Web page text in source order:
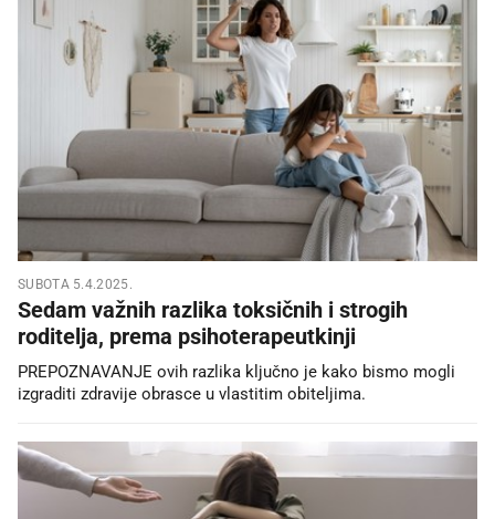
SUBOTA 5.4.2025.
Sedam važnih razlika toksičnih i strogih
roditelja, prema psihoterapeutkinji
PREPOZNAVANJE ovih razlika ključno je kako bismo mogli
izgraditi zdravije obrasce u vlastitim obiteljima.